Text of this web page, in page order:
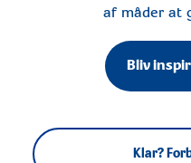
af måder at
Bliv
Klar?